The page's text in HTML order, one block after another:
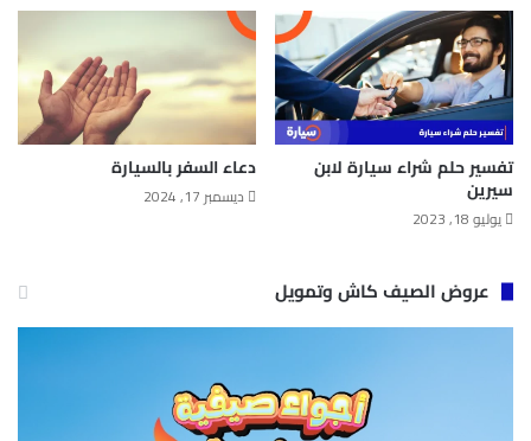
تفسير حلم شراء سيارة لابن
سيرين
يوليو 18, 2023
دعاء السفر بالسيارة​
ديسمبر 17, 2024
عروض الصيف كاش وتمويل